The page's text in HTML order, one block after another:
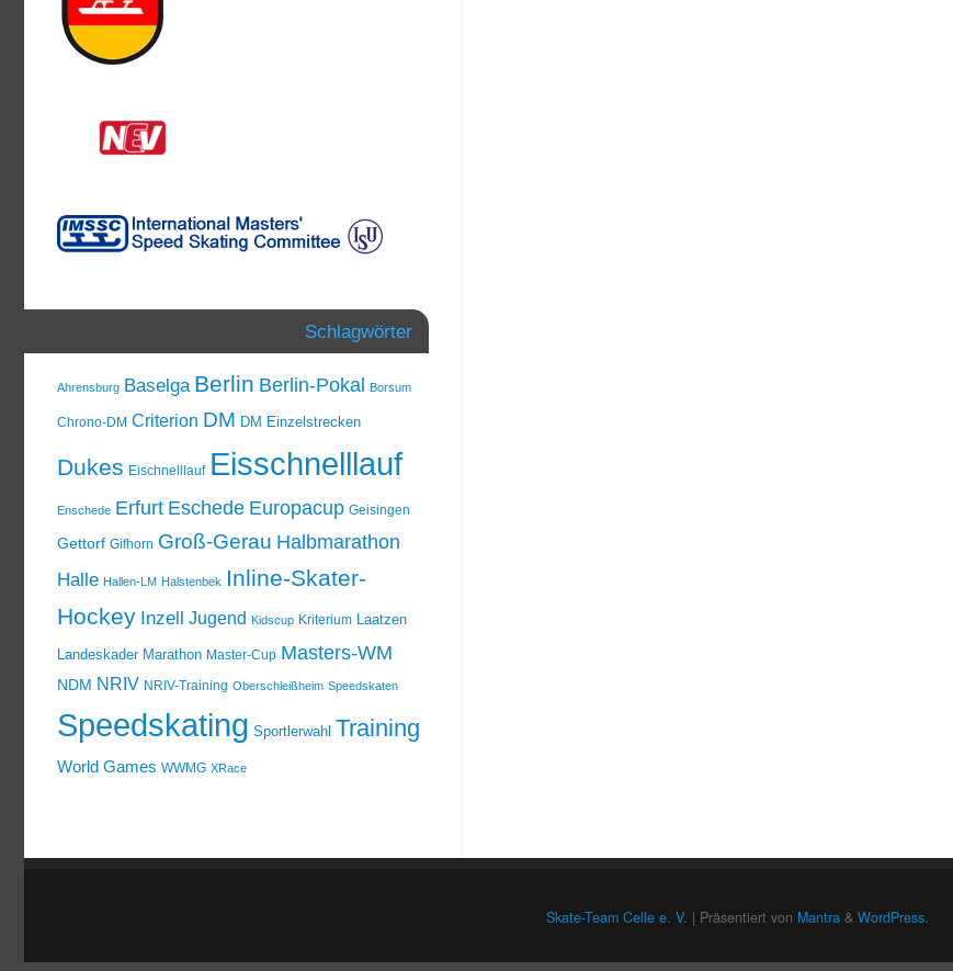
Schlagwörter
Ahrensburg Baselga Berlin Berlin-Pokal Borsum
Chrono-DM Criterion DM DM Einzelstrecken
Dukes Eischnelllauf Eisschnelllauf
Enschede Erfurt Eschede Europacup Geisingen
Gettorf Gifhorn Groß-Gerau Halbmarathon
Halle Hallen-LM Halstenbek Inline-Skater-
Hockey Inzell Jugend Kidscup Kriterium Laatzen
Landeskader Marathon Master-Cup Masters-WM
NDM NRIV NRIV-Training Oberschleißheim Speedskaten
Speedskating Sportlerwahl Training
World Games WWMG XRace
Skate-Team Celle e. V. | Präsentiert von Mantra& WordPress.